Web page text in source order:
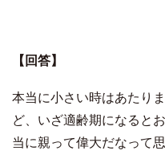
【回答】
本当に小さい時はあたり
ど、いざ適齢期になると
当に親って偉大だなって思